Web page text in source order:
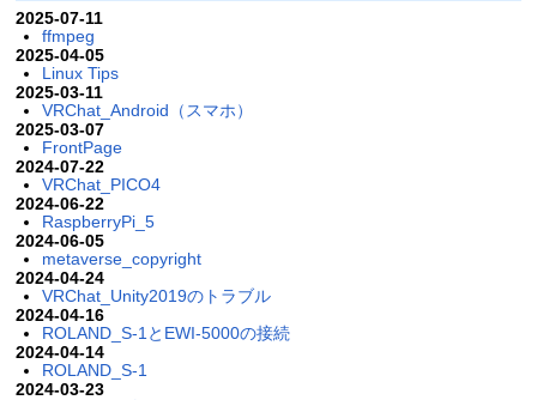
2025-07-11
ffmpeg
2025-04-05
Linux Tips
2025-03-11
VRChat_Android（スマホ）
2025-03-07
FrontPage
2024-07-22
VRChat_PICO4
2024-06-22
RaspberryPi_5
2024-06-05
metaverse_copyright
2024-04-24
VRChat_Unity2019のトラブル
2024-04-16
ROLAND_S-1とEWI-5000の接続
2024-04-14
ROLAND_S-1
2024-03-23